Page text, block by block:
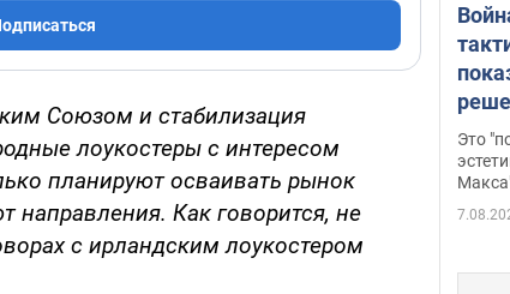
Союзом и стабилизация
лоукостеры с интересом
планируют осваивать рынок
направления. Как говорится, не
с ирландским лоукостером
Это